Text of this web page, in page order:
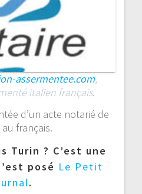
assermentee.com,
italien français.
d’un acte notarié de
au français.
Turin ? C’est une
posé Le Petit
.